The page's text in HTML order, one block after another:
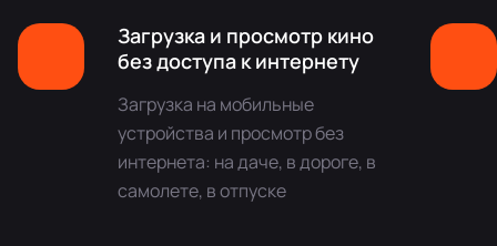
Загрузка и просмотр кино
без доступа к интернету
Загрузка на мобильные
устройства и просмотр без
интернета: на даче, в дороге, в
самолете, в отпуске